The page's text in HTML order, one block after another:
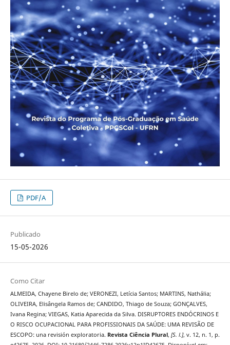
PDF/A
Publicado
15-05-2026
Como Citar
ALMEIDA, Chayene Birelo de; VERONEZI, Letícia Santos; MARTINS, Nathália;
OLIVEIRA, Elisângela Ramos de; CANDIDO, Thiago de Souza; GONÇALVES,
Ivana Regina; VIEGAS, Katia Aparecida da Silva. DISRUPTORES ENDÓCRINOS E
O RISCO OCUPACIONAL PARA PROFISSIONAIS DA SAÚDE: UMA REVISÃO DE
ESCOPO: una revisión exploratoria. Revista Ciência Plural, [S. l.], v. 12, n. 1, p.